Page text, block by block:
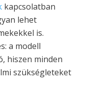
kapcsolatban
lehet
is.
a modell
hiszen minden
szükségleteket